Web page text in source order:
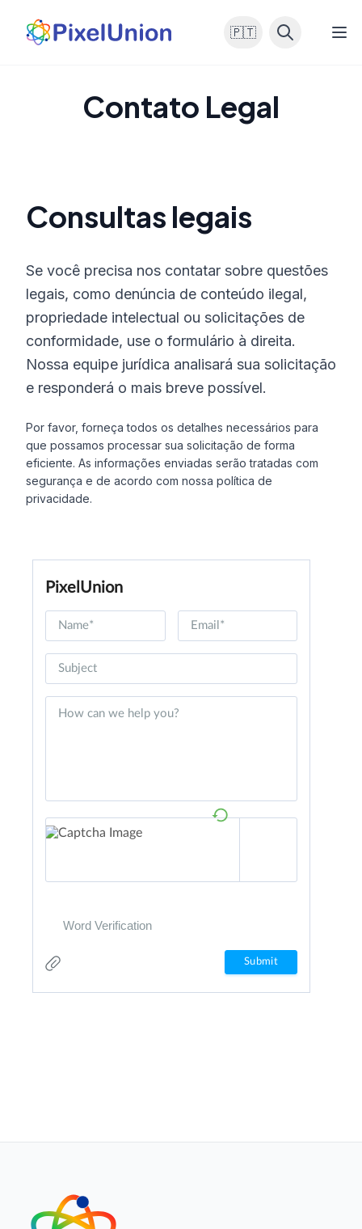
🇵🇹
Contato Legal
Consultas legais
Se você precisa nos contatar sobre questões
legais, como denúncia de conteúdo ilegal,
propriedade intelectual ou solicitações de
conformidade, use o formulário à direita.
Nossa equipe jurídica analisará sua solicitação
e responderá o mais breve possível.
Por favor, forneça todos os detalhes necessários para
que possamos processar sua solicitação de forma
eficiente. As informações enviadas serão tratadas com
segurança e de acordo com nossa política de
privacidade.